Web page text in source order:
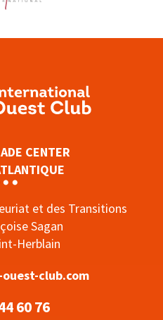
CENTER
et des Transitions
Sagan
Herblain
club.com
60 76